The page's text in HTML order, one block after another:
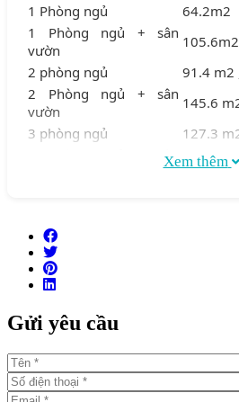
1 Phòng ngủ
64.2m2
1 Phòng ngủ + sân
vườn
105.6m2
2 phòng ngủ
91.4 m2
2 Phòng ngủ + sân
vườn
145.6
3 phòng ngủ
127.3
3 phòng ngủ + sân 211.3 m2
Hồ bơi nước ấm
Phòng tập thể dục
BBQ
Sân vườn
Hầm đậu xe hơi
Phòng cộng đồng
Sảnh lễ tân
Xem thêm
Gửi yêu cầu